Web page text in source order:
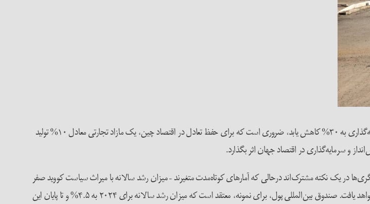
اگر پس‌انداز در چین در سطح فعلی ادامه یابد، حدود ۴۰% تولید ناخالص داخلی، ولی میزان سرمایه‌گذاری به ۳۰% کاهش یابد، ضروری است که برای حفظ تعادل در اقتصاد چین، یک مازاد تجارتی معادل ۱۰% تولید
در یک نکته مشترک‌اند درحالی که آمارهای کوتاه‌مدت متغیرند – میزان رشد سالانه با میراث سیاست کووید صفر
مخدوش شده است و اغلب ناظران هم معتقدند که کاهش ادامه‌دار رشد اقتصادی در چین تداوم خواهد یافت. صندوق بین‌المللی پول، برای نمونه، معتقد است که میزان رشد سالانه برای ۲۰۲۴ به ۴.۵% و تا پایان این